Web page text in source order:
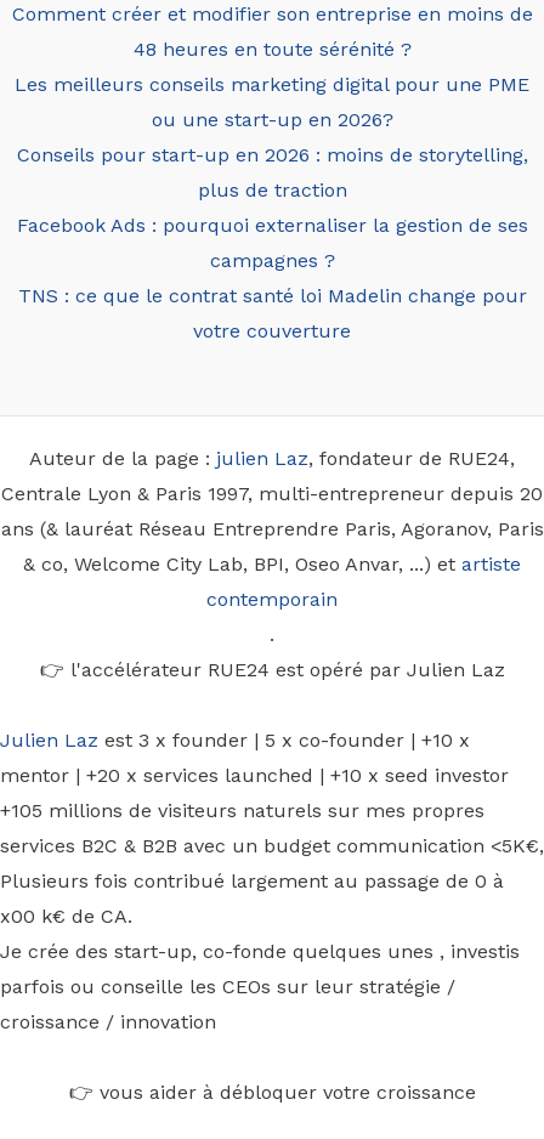
Comment créer et modifier son entreprise en moins de
48 heures en toute sérénité ?
Les meilleurs conseils marketing digital pour une PME
ou une start-up en 2026?
Conseils pour start-up en 2026 : moins de storytelling,
plus de traction
Facebook Ads : pourquoi externaliser la gestion de ses
campagnes ?
TNS : ce que le contrat santé loi Madelin change pour
votre couverture
Auteur de la page : julien Laz, fondateur de RUE24,
Centrale Lyon & Paris 1997, multi-entrepreneur depuis 20
ans (& lauréat Réseau Entreprendre Paris, Agoranov, Paris
& co, Welcome City Lab, BPI, Oseo Anvar, ...) et artiste
contemporain
.
👉 l'accélérateur RUE24 est opéré par Julien Laz
Julien Laz est 3 x founder | 5 x co-founder | +10 x
mentor | +20 x services launched | +10 x seed investor
+105 millions de visiteurs naturels sur mes propres
services B2C & B2B avec un budget communication <5K€,
Plusieurs fois contribué largement au passage de 0 à
x00 k€ de CA.
Je crée des start-up, co-fonde quelques unes , investis
parfois ou conseille les CEOs sur leur stratégie /
croissance / innovation
👉 vous aider à débloquer votre croissance